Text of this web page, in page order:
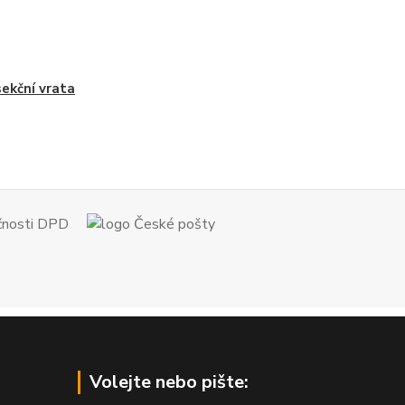
vrata
Volejte nebo pište: